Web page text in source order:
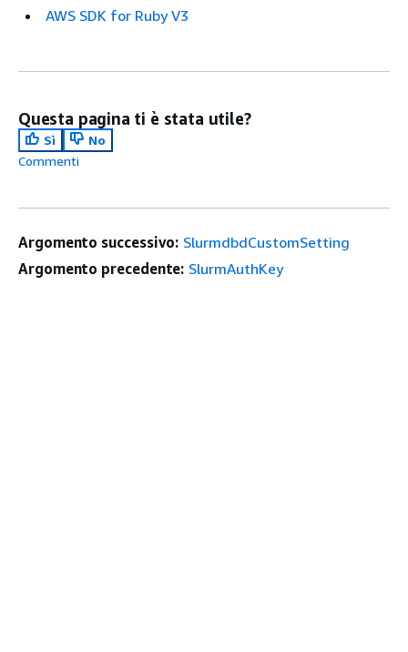
AWS SDK for Ruby V3
Questa pagina ti è stata utile?
Sì
No
Commenti
Argomento successivo: SlurmdbdCustomSetting
Argomento precedente: SlurmAuthKey